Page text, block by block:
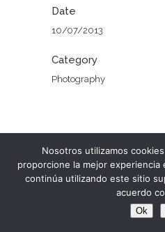
Date
10/07/2013
Category
Photography
Nosotros utilizamos
proporcione la mejor
continúa utilizando este sitio
acuerdo
Ok